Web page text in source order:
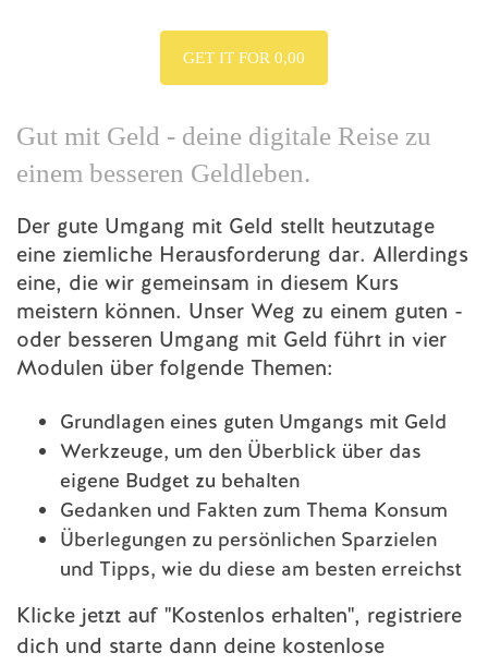
GET IT FOR 0,00
Gut mit Geld - deine digitale Reise zu
einem besseren Geldleben.
Der gute Umgang mit Geld stellt heutzutage
eine ziemliche Herausforderung dar. Allerdings
eine, die wir gemeinsam in diesem Kurs
meistern können. Unser Weg zu einem guten -
oder besseren Umgang mit Geld führt in vier
Modulen über folgende Themen:
Grundlagen eines guten Umgangs mit Geld
Werkzeuge, um den Überblick über das
eigene Budget zu behalten
Gedanken und Fakten zum Thema Konsum
Überlegungen zu persönlichen Sparzielen
und Tipps, wie du diese am besten erreichst
Klicke jetzt auf "Kostenlos erhalten", registriere
dich und starte dann deine kostenlose